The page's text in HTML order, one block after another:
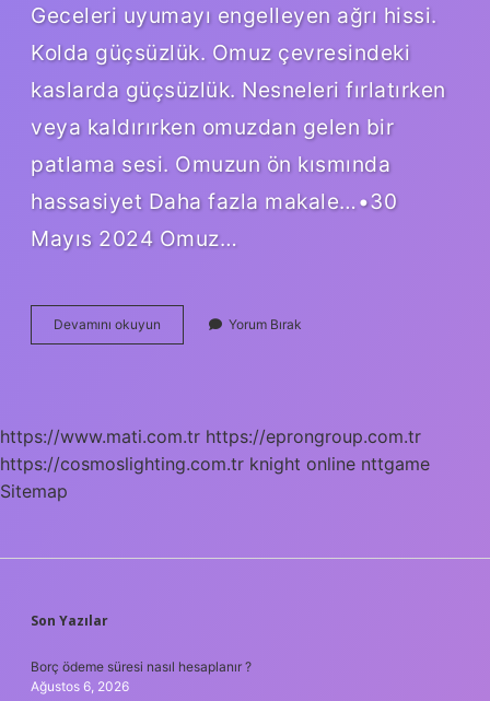
Geceleri uyumayı engelleyen ağrı hissi.
Kolda güçsüzlük. Omuz çevresindeki
kaslarda güçsüzlük. Nesneleri fırlatırken
veya kaldırırken omuzdan gelen bir
patlama sesi. Omuzun ön kısmında
hassasiyet Daha fazla makale…•30
Mayıs 2024 Omuz…
Devamını okuyun
Rahatsızlıkları
Yorum Bırak
https://www.mati.com.tr https://eprongroup.com.tr
https://cosmoslighting.com.tr knight online nttgame
Sitemap
SIDEBAR
Son Yazılar
Borç ödeme süresi nasıl hesaplanır ?
Ağustos 6, 2026